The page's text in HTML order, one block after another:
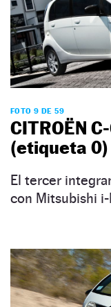
FOTO 9 DE 59
CITROËN
(etiqueta 0)
El tercer
con Mitsubishi